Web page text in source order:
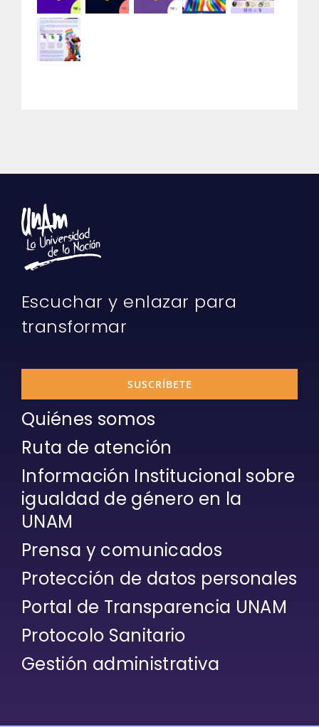
Escuchar y enlazar para
transformar
SUSCRÍBETE
Quiénes somos
Ruta de atención
Información Institucional sobre
igualdad de género en la
UNAM
Prensa y comunicados
Protección de datos personales
Portal de Transparencia UNAM
Protocolo Sanitario
Gestión administrativa